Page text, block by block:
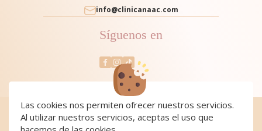
Las cookies nos permiten ofrecer nuestros servicios.
Al utilizar nuestros servicios, aceptas el uso que
info@clinicanaac.com
Síguenos en
Cookies| Cookies policy|Aviso Legal y Política de Privacidad
Condiciones de compra